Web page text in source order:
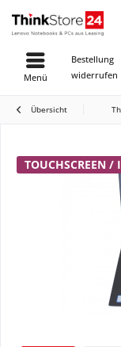
Bestellung
widerrufen
Menü
Übersicht
TOUCHSCREEN /